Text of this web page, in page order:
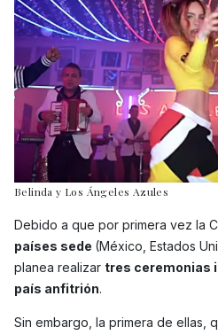
Belinda y Los Ángeles Azules
Debido a que por primera vez la
países sede (México, Estados
planea realizar tres ceremonias
país anfitrión.
Sin embargo, la primera de ellas,